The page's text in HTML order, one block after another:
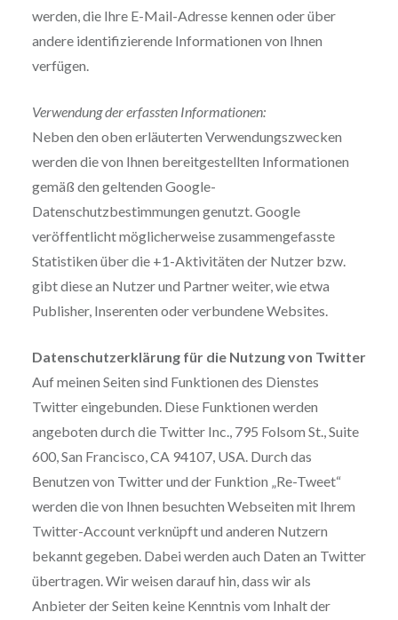
werden, die Ihre E-Mail-Adresse kennen oder über
andere identifizierende Informationen von Ihnen
verfügen.
Verwendung der erfassten Informationen:
Neben den oben erläuterten Verwendungszwecken
werden die von Ihnen bereitgestellten Informationen
gemäß den geltenden Google-
Datenschutzbestimmungen genutzt. Google
veröffentlicht möglicherweise zusammengefasste
Statistiken über die +1-Aktivitäten der Nutzer bzw.
gibt diese an Nutzer und Partner weiter, wie etwa
Publisher, Inserenten oder verbundene Websites.
Datenschutzerklärung für die Nutzung von Twitter
Auf meinen Seiten sind Funktionen des Dienstes
Twitter eingebunden. Diese Funktionen werden
angeboten durch die Twitter Inc., 795 Folsom St., Suite
600, San Francisco, CA 94107, USA. Durch das
Benutzen von Twitter und der Funktion „Re-Tweet“
werden die von Ihnen besuchten Webseiten mit Ihrem
Twitter-Account verknüpft und anderen Nutzern
bekannt gegeben. Dabei werden auch Daten an Twitter
übertragen. Wir weisen darauf hin, dass wir als
Anbieter der Seiten keine Kenntnis vom Inhalt der